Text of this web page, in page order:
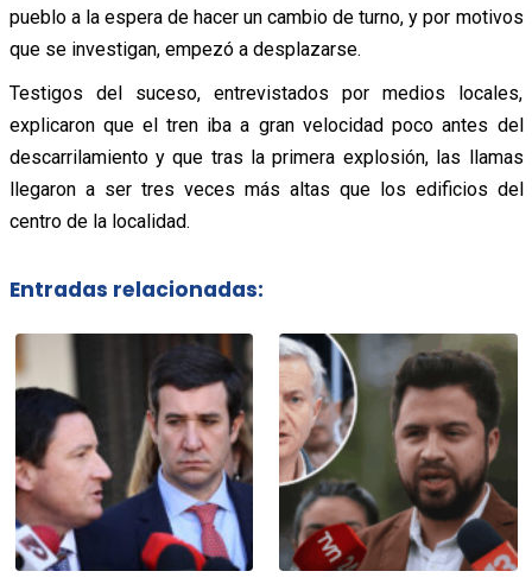
pueblo a la espera de hacer un cambio de turno, y por motivos
que se investigan, empezó a desplazarse.
Testigos del suceso, entrevistados por medios locales,
explicaron que el tren iba a gran velocidad poco antes del
descarrilamiento y que tras la primera explosión, las llamas
llegaron a ser tres veces más altas que los edificios del
centro de la localidad.
Entradas relacionadas: